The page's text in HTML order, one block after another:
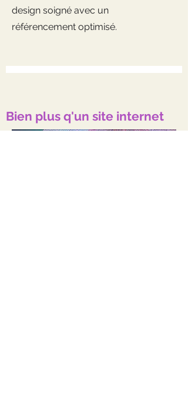
design soigné avec un
référencement optimisé.
Bien plus q'un site internet